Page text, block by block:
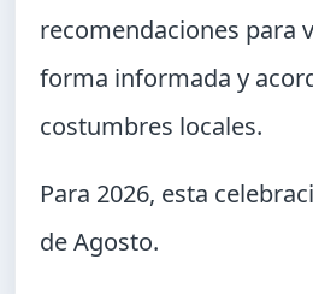
recomendaciones para
forma informada y
costumbres locales.
Para 2026, esta
de Agosto.